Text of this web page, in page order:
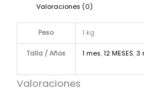
Valoraciones (0)
Peso 1 kg
Talla / Años 1 mes, 12 MESES, 3
Valoraciones